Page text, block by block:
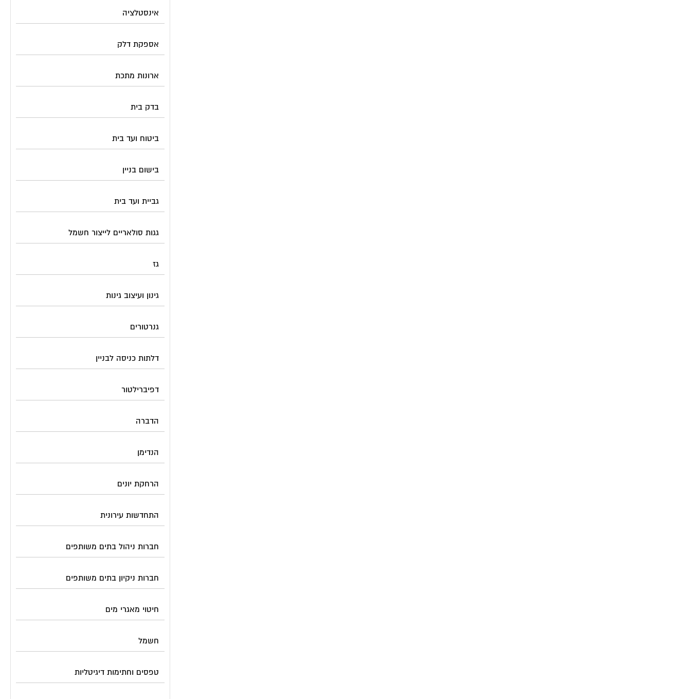
אינסטלציה
אספקת דלק
ארונות מתכת
בדק בית
ביטוח ועד בית
בישום בניין
גביית ועד בית
גגות סולאריים לייצור חשמל
גז
גינון ועיצוב גינות
גנרטורים
דלתות כניסה לבניין
דפיברילטור
הדברה
הנדימן
הרחקת יונים
התחדשות עירונית
חברות ניהול בתים משותפים
חברות ניקיון בתים משותפים
חיטוי מאגרי מים
חשמל
טפסים וחתימות דיגיטליות